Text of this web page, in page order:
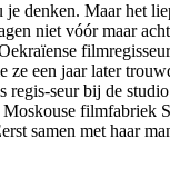
denken. Maar het
niet vóór maar
ze een jaar later
regis-seur bij de
filmfabriek
samen met haar